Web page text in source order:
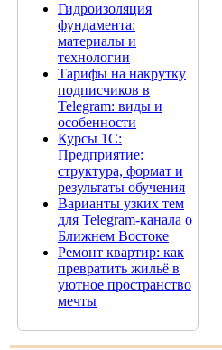
Гидроизоляция
фундамента:
материалы и
технологии
Тарифы на накрутку
подписчиков в
Telegram: виды и
особенности
Курсы 1С:
Предприятие:
структура, формат и
результаты обучения
Варианты узких тем
для Telegram-канала о
Ближнем Востоке
Ремонт квартир: как
превратить жильё в
уютное пространство
мечты